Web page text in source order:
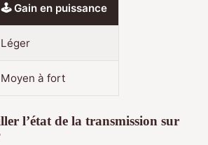
🕹️ Gain en puissance
Léger
Moyen à fort
l’état de la transmission sur